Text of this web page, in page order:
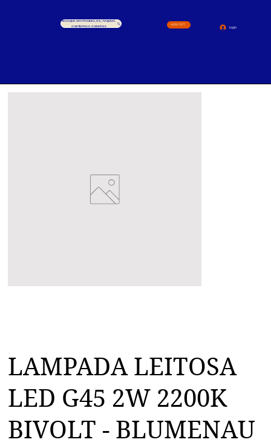
Busque um Produto, ex.: Arquivo,
cardernos, canetas
4000-1517
Login
LAMPADA LEITOSA
LED G45 2W 2200K
BIVOLT - BLUMENAU